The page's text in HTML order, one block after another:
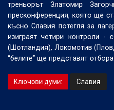
треньорът Златомир
пресконференция, която ще
късно Славия потегля за
изиграят четири контроли
(Шотландия), Локомотив
“белите” ще представят
Ключови думи: Славия